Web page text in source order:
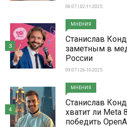
06:07 | 02-11-2025
МНЕНИЯ
Станислав
заметным в
России
09:07 | 26-10-2025
3
МНЕНИЯ
Станислав
хватит ли Meta
победить
4